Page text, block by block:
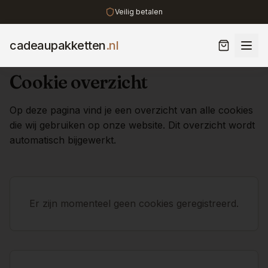
Veilig betalen
cadeaupakketten.nl
Cookie overzicht
Op deze pagina vind je een overzicht van alle cookies
die wij gebruiken op onze website. Dit overzicht wordt
automatisch bijgewerkt.
Er zijn momenteel geen cookies geregistreerd.